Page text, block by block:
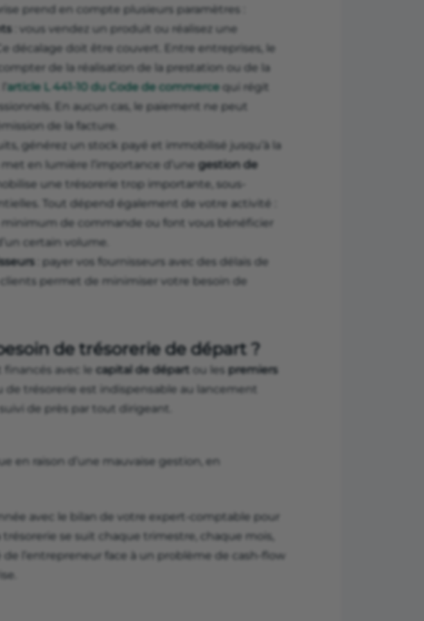
prend en compte plusieurs paramètres :
: vous vendez un produit ou réalisez une
décalage doit être couvert. Entre entreprises, le
de la réalisation de la prestation ou de la
article L 441-10 du Code de commerce qui régit
En aucun cas, le paiement ne peut
de la facture.
générez un stock payé et immobilisé jusqu’à la
en lumière l’importance d’une gestion de
une trésorerie trop importante, sous-
Tout dépend également de votre activité :
de commande ou font vous bénéficier
certain volume.
: payer vos fournisseurs avec des délais de
permet de minimiser votre besoin de
de trésorerie de départ ?
avec le capital de départ ou les premiers
de trésorerie est indispensable au lancement
de près par tout dirigeant.
en raison d’une mauvaise gestion, en
avec le bilan de votre expert-comptable pour
se suit chaque trimestre, chaque mois,
de l’entrepreneur face à un problème de cash-flow